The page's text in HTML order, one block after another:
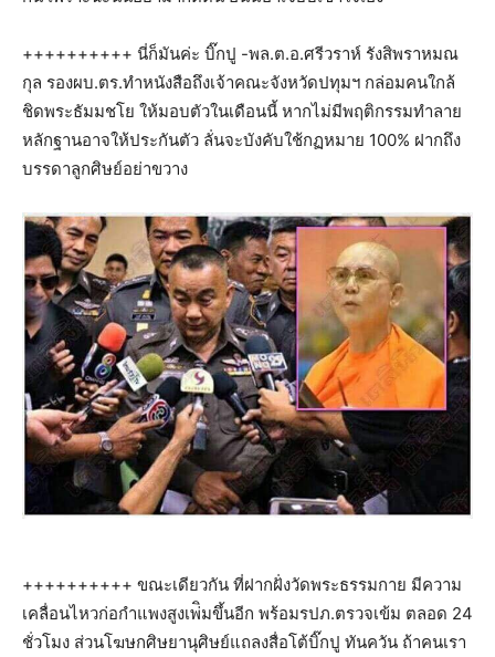
++++++++++ นี่ก็มันค่ะ บิ๊กปู -พล.ต.อ.ศรีวราห์ รังสิพราหมณ
กุล รองผบ.ตร.ทำหนังสือถึงเจ้าคณะจังหวัดปทุมฯ กล่อมคนใกล้
ชิดพระธัมมชโย ให้มอบตัวในเดือนนี้ หากไม่มีพฤติกรรมทำลาย
หลักฐานอาจให้ประกันตัว ลั่นจะบังคับใช้กฏหมาย 100% ฝากถึง
บรรดาลูกศิษย์อย่าขวาง
++++++++++ ขณะเดียวกัน ที่ฝากฝั่งวัดพระธรรมกาย มีความ
เคลื่อนไหวก่อกำแพงสูงเพ่ิมขึ้นอีก พร้อมรปภ.ตรวจเข้ม ตลอด 24
ชั่วโมง ส่วนโฆษกศิษยานุศิษย์แถลงสื่อโต้บิ๊กปู ทันควัน ถ้าคนเรา